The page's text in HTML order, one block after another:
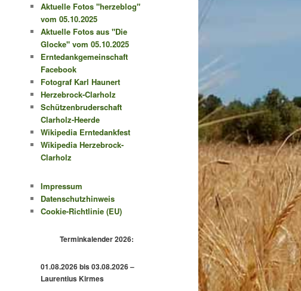
Aktuelle Fotos "herzeblog"
vom 05.10.2025
Aktuelle Fotos aus "Die
Glocke" vom 05.10.2025
Erntedankgemeinschaft
Facebook
Fotograf Karl Haunert
Herzebrock-Clarholz
Schützenbruderschaft
Clarholz-Heerde
Wikipedia Erntedankfest
Wikipedia Herzebrock-
Clarholz
Impressum
Datenschutzhinweis
Cookie-Richtlinie (EU)
Terminkalender 2026:
01.08.2026 bis 03.08.2026 –
Laurentius Kirmes